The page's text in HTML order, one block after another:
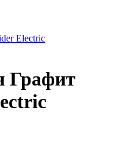
Electric
Графит